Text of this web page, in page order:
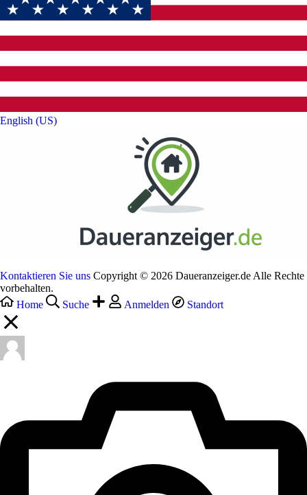
English (US)‎
Kontaktieren Sie uns Copyright © 2026 Daueranzeiger.de Alle Rechte
vorbehalten.
Home
Suche Anmelden Standort